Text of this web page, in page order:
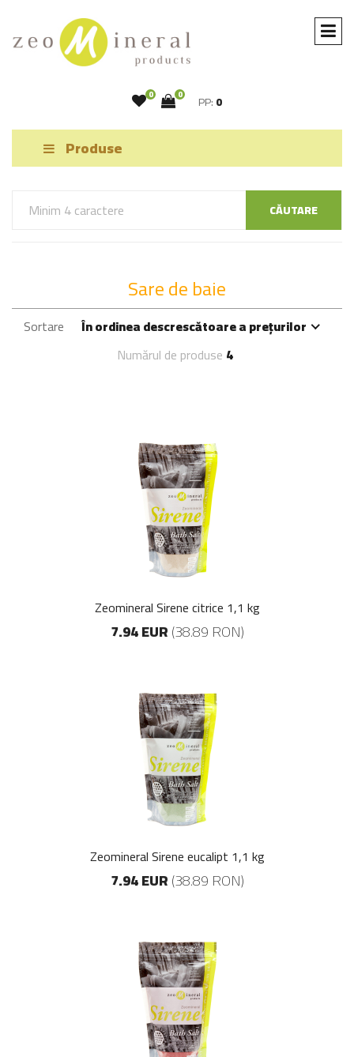
0 0 PP:0
Produse
CĂUTARE
Sare de baie
Sortare
În ordinea descrescătoare a prețurilor
Numărul de produse 4
Zeomineral Sirene citrice 1,1 kg
7.94 EUR(38.89 RON)
Zeomineral Sirene eucalipt 1,1 kg
7.94 EUR(38.89 RON)